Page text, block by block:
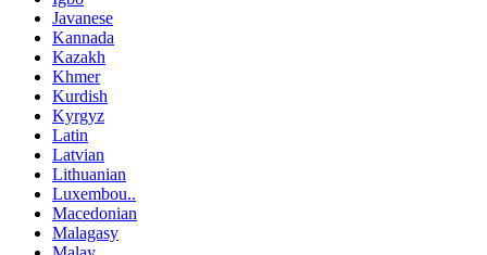
Javanese
Kannada
Kazakh
Khmer
Kurdish
Kyrgyz
Latin
Latvian
Lithuanian
Luxembou..
Macedonian
Malagasy